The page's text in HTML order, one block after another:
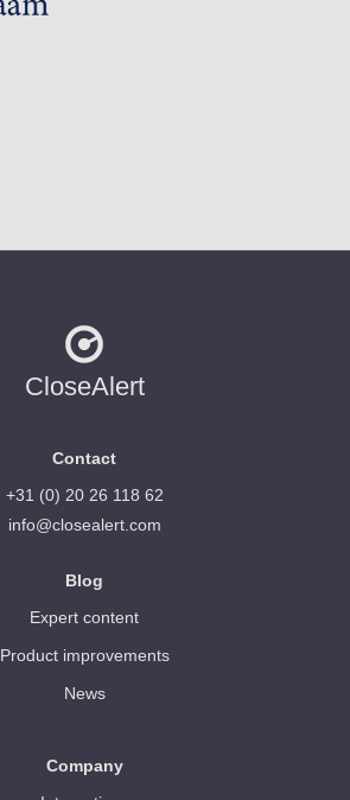
CloseAlert
Contact
+31 (0) 20 26 118 62
info@closealert.com
Blog
Expert content
Product improvements
News
Company